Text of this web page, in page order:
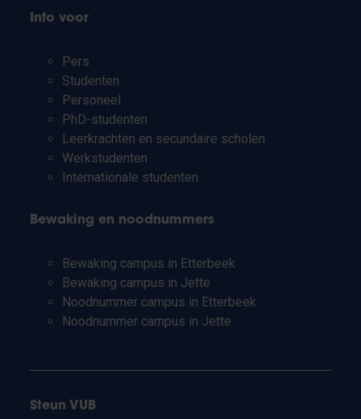
Info voor
Pers
Studenten
Personeel
PhD-studenten
Leerkrachten en secundaire scholen
Werkstudenten
Internationale studenten
Bewaking en noodnummers
Bewaking campus in Etterbeek
Bewaking campus in Jette
Noodnummer campus in Etterbeek
Noodnummer campus in Jette
Steun VUB